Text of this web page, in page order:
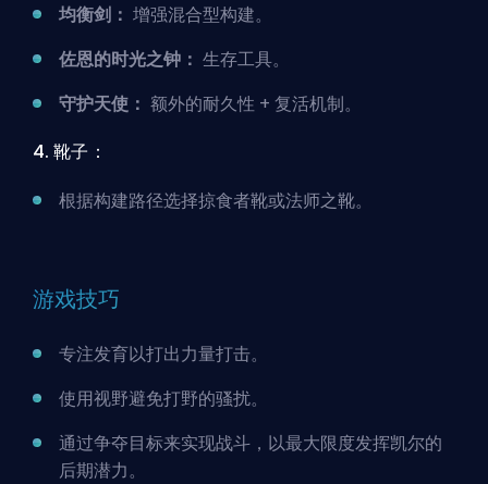
均衡剑： 增强混合型构建。
佐恩的时光之钟： 生存工具。
守护天使： 额外的耐久性 + 复活机制。
4. 靴子：
根据构建路径选择掠食者靴或法师之靴。
游戏技巧
专注发育以打出力量打击。
使用视野避免打野的骚扰。
通过争夺目标来实现战斗，以最大限度发挥凯尔的
后期潜力。